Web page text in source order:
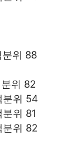
위 88
위 82
분위 54
위 81
분위 82